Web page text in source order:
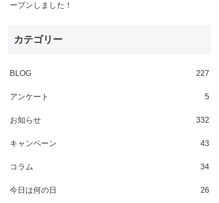
ープンしました！
カテゴリー
BLOG 227
アンケート 5
お知らせ 332
キャンペーン 43
コラム 34
今日は何の日 26